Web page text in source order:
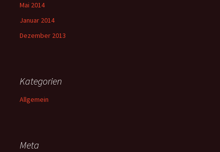
Mai 2014
Januar 2014
Dezember 2013
Kategorien
Allgemein
Meta